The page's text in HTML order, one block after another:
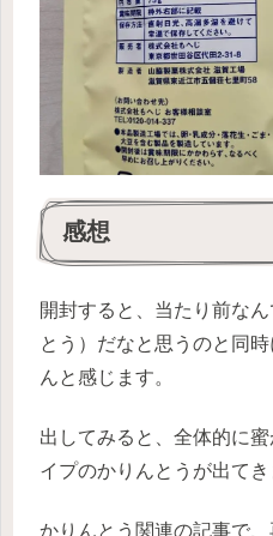
感想
開封すると、当たり前な
とう）だなと思うのと同
んと感じます。
出してみると、全体的に
イプのかりんとうが出てき
かりんとう関連の記事で